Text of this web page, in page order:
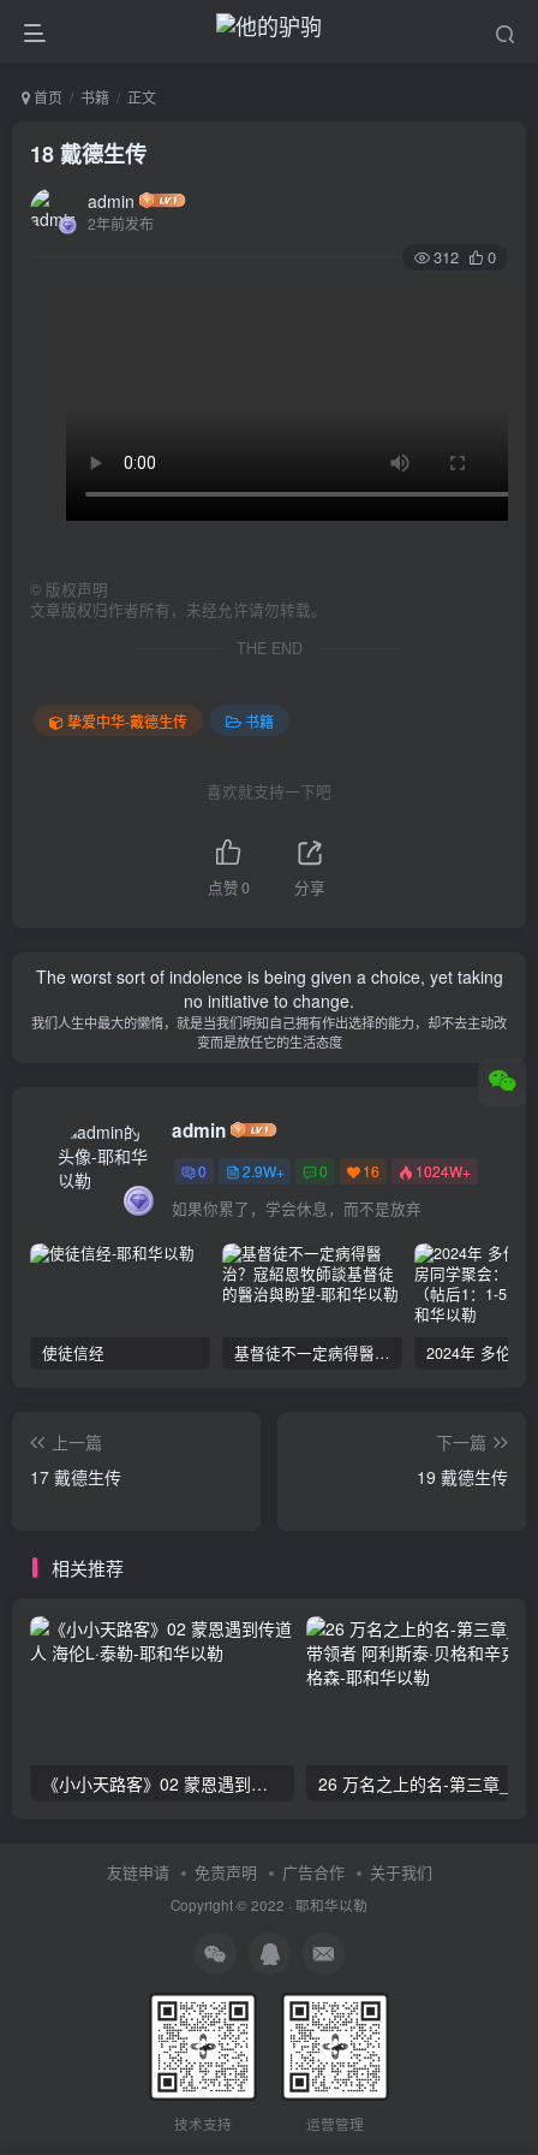
首页 书籍 正文
18 戴德生传
admin
2年前发布
312 0
© 版权声明
文章版权归作者所有，未经允许请勿转载。
THE END
挚爱中华-戴德生传 书籍
喜欢就支持一下吧
点赞0 分享
The worst sort of indolence is being given a choice, yet taking
no initiative to change.
我们人生中最大的懒惰，就是当我们明知自己拥有作出选择的能力，却不去主动改
变而是放任它的生活态度
admin
0 2.9W+ 0 16 1024W+
如果你累了，学会休息，而不是放弃
使徒信经 基督徒不一定病得醫治？寇紹恩牧師談基督徒的醫治與盼望
上一篇
17 戴德生传
下一篇
19 戴德生传
相关推荐
《小小天路客》02 蒙恩遇到传道人 海伦L·泰勒
友链申请 免责声明 广告合作 关于我们
Copyright © 2022 · 耶和华以勒
技术支持 运营管理